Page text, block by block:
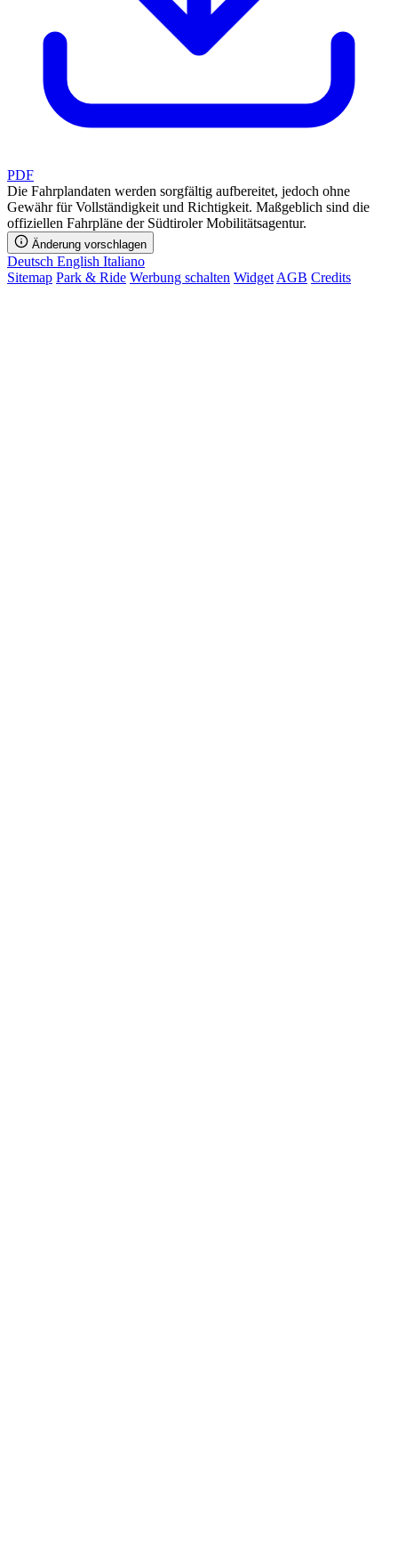
PDF
Die Fahrplandaten werden sorgfältig aufbereitet, jedoch ohne
Gewähr für Vollständigkeit und Richtigkeit. Maßgeblich sind die
offiziellen Fahrpläne der Südtiroler Mobilitätsagentur.
Änderung vorschlagen
Deutsch English Italiano
Sitemap Park & Ride Werbung schalten Widget AGB Credits